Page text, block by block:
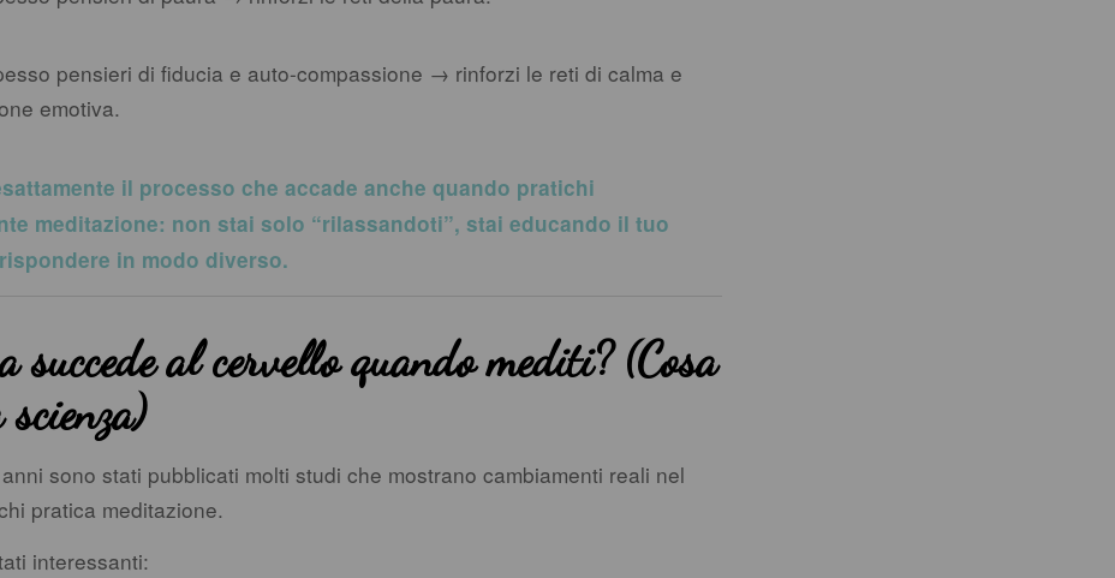
pensieri di fiducia e auto-compassione → rinforzi le reti di calma e
emotiva.
il processo che accade anche quando pratichi
meditazione: non stai solo “rilassandoti”, stai educando il tuo
in modo diverso.
succede al cervello quando mediti? (Cosa
sono stati pubblicati molti studi che mostrano cambiamenti reali nel
pratica meditazione.
interessanti: